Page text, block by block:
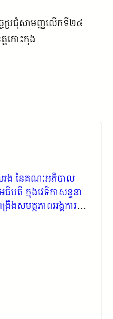
ចប្រជុំសាមញ្ញលើកទី២៤
តកោះកុង
ង នៃគណៈអភិបាល
បតី ក្នុងវេទិកាសន្ទនា
រឹងសមត្ថភាពអង្គការ
ឌីជីថល